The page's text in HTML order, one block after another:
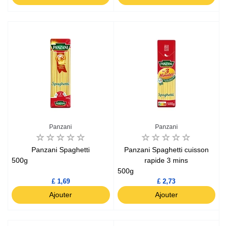
Panzani
Panzani Spaghetti
500g
£ 1,69
Ajouter
Panzani
Panzani Spaghetti cuisson
rapide 3 mins
500g
£ 2,73
Ajouter